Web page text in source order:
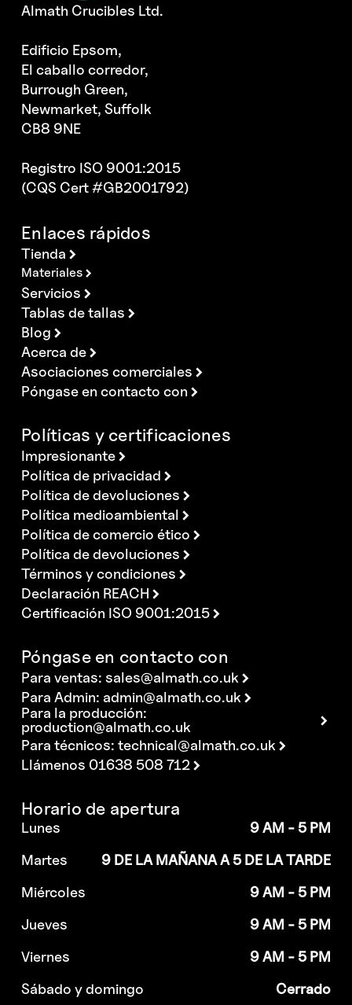
Almath Crucibles Ltd.
Edificio Epsom,
El caballo corredor,
Burrough Green,
Newmarket, Suffolk
CB8 9NE
Registro ISO 9001:2015
(CQS Cert #GB2001792)
Enlaces rápidos
Tienda
Materiales
Servicios
Tablas de tallas
Blog
Acerca de
Asociaciones comerciales
Póngase en contacto con
Políticas y certificaciones
Impresionante
Política de privacidad
Política de devoluciones
Política medioambiental
Política de comercio ético
Política de devoluciones
Términos y condiciones
Declaración REACH
Certificación ISO 9001:2015
Póngase en contacto con
Para ventas:sales@almath.co.uk
Para Admin: admin@almath.co.uk
Para la producción:
production@almath.co.uk
Para técnicos:technical@almath.co.uk
Llámenos 01638 508 712
Horario de apertura
Lunes
9 AM - 5 PM
Martes
9 DE LA MAÑANA A 5 DE LA TARDE
Miércoles
9 AM - 5 PM
Jueves
9 AM - 5 PM
Viernes
9 AM - 5 PM
Sábado y domingo
Cerrado